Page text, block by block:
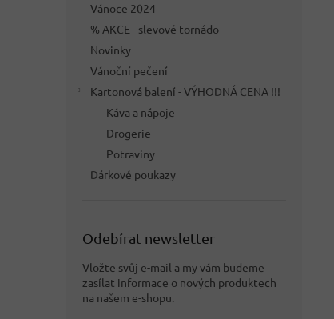
Vánoce 2024
% AKCE - slevové tornádo
Novinky
Vánoční pečení
Kartonová balení - VÝHODNÁ CENA !!!
Káva a nápoje
Drogerie
Potraviny
Dárkové poukazy
Odebírat newsletter
Vložte svůj e-mail a my vám budeme
zasílat informace o nových produktech
na našem e-shopu.